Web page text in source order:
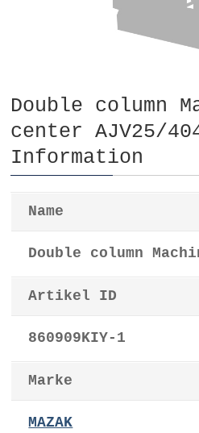
Double column
center AJV25/
Information
Name
Double column
Artikel ID
860909KIY-1
Marke
MAZAK